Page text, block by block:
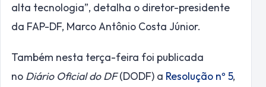
alta tecnologia”, detalha o diretor-presidente
da FAP-DF, Marco Antônio Costa Júnior.
Também nesta terça-feira foi publicada
no Diário Oficial do DF(DODF) a Resolução nº 5,